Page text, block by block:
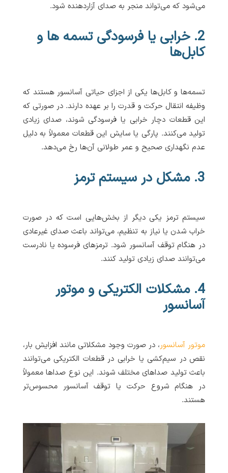
می‌شود که می‌تواند منجر به صدای آزاردهنده شود.
2. خرابی یا فرسودگی تسمه ها و
کابل‌ها
تسمه‌ها و کابل‌ها یکی از اجزای حیاتی آسانسور هستند که
وظیفه انتقال حرکت و قدرت را بر عهده دارند. در صورتی که
این قطعات دچار خرابی یا فرسودگی شوند، صدای زیادی
تولید می‌کنند. پارگی یا سایش این قطعات معمولاً به دلیل
عدم نگهداری صحیح و عمر طولانی آن‌ها رخ می‌دهد.
3. مشکل در سیستم ترمز
سیستم ترمز یکی دیگر از بخش‌هایی است که در صورت
خراب شدن یا نیاز به تنظیم، می‌تواند باعث صدای غیرعادی
در هنگام توقف آسانسور شود. ترمزهای فرسوده یا نادرست
می‌توانند صدای زیادی تولید کنند.
4. مشکلات الکتریکی و موتور
آسانسور
موتور آسانسور، در صورت وجود مشکلاتی مانند افزایش بار،
نقص در سیم‌کشی یا خرابی در قطعات الکتریکی می‌توانند
باعث تولید صداهای مختلف شوند. این نوع صداها معمولاً
در هنگام شروع حرکت یا توقف آسانسور محسوس‌تر
هستند.